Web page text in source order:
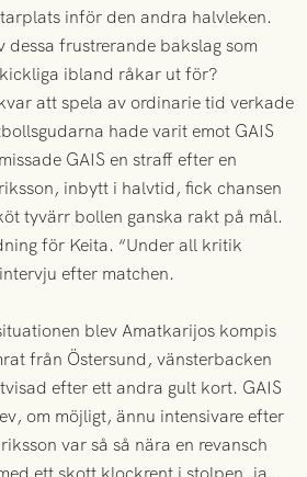
inför den andra halvleken.
dessa frustrerande bakslag som
ibland råkar ut för?
att spela av ordinarie tid verkade
hade varit emot GAIS
GAIS en straff efter en
inbytt i halvtid, fick chansen
tyvärr bollen ganska rakt på mål.
för Keita. “Under all kritik
efter matchen.
blev Amatkarijos kompis
från Östersund, vänsterbacken
efter ett andra gult kort. GAIS
om möjligt, ännu intensivare efter
var så så nära en revansch